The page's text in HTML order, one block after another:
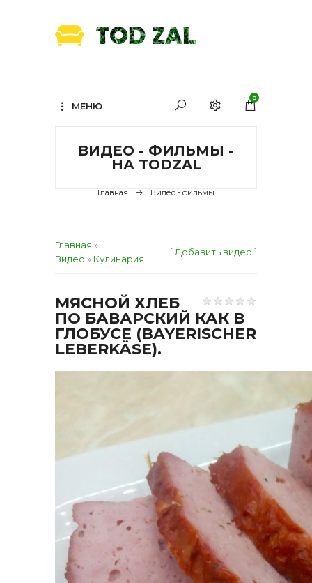
МЕНЮ
0
ВИДЕО - ФИЛЬМЫ -
НА TODZAL
Главная Видео - фильмы
Главная »
Видео » Кулинария
[ Добавить видео ]
МЯСНОЙ ХЛЕБ
ПО БАВАРСКИЙ КАК В
ГЛОБУСЕ (BAYERISCHER
LEBERKÄSE).